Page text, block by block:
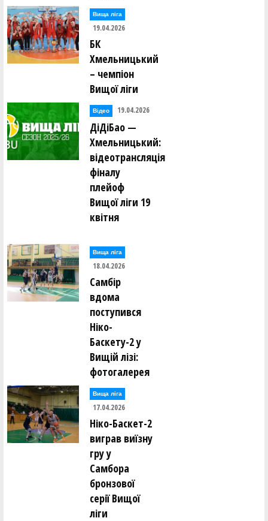
Вища лiга
19.04.2026
БК
Хмельницький
– чемпіон
Вищої ліги
Відео 19.04.2026
ДіДіБао —
Хмельницький:
відеотрансляція
фіналу
плейоф
Вищої ліги 19
квітня
Вища лiга
18.04.2026
Самбір
вдома
поступився
Ніко-
Баскету-2 у
Вищій лізі:
фотогалерея
Вища лiга
17.04.2026
Ніко-Баскет-2
виграв виїзну
гру у
Самбора
бронзової
серії Вищої
ліги